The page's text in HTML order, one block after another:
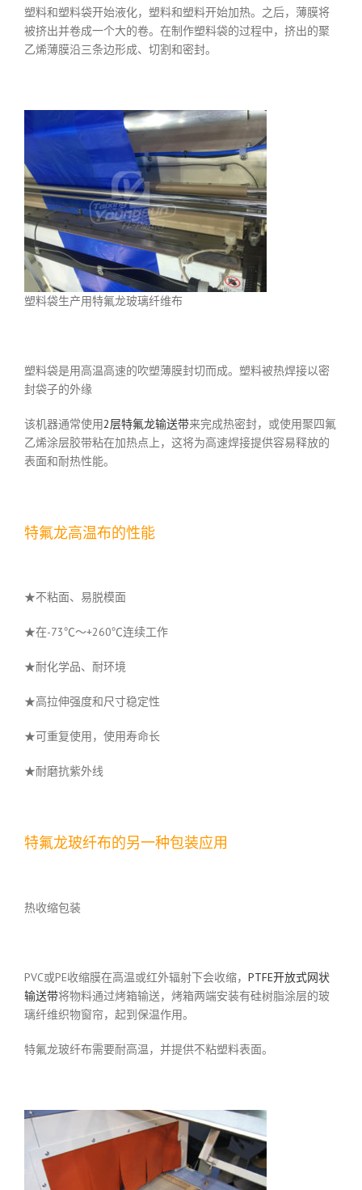
塑料和塑料袋开始液化，塑料和塑料开始加热。之后，薄膜将
被挤出并卷成一个大的卷。在制作塑料袋的过程中，挤出的聚
乙烯薄膜沿三条边形成、切割和密封。
塑料袋生产用特氟龙玻璃纤维布
塑料袋是用高温高速的吹塑薄膜封切而成。塑料被热焊接以密
封袋子的外缘
该机器通常使用2层特氟龙输送带来完成热密封，或使用聚四氟
乙烯涂层胶带粘在加热点上，这将为高速焊接提供容易释放的
表面和耐热性能。
特氟龙高温布的性能
★不粘面、易脱模面
★在-73℃～+260℃连续工作
★耐化学品、耐环境
★高拉伸强度和尺寸稳定性
★可重复使用，使用寿命长
★耐磨抗紫外线
特氟龙玻纤布的另一种包装应用
热收缩包装
PVC或PE收缩膜在高温或红外辐射下会收缩， PTFE开放式网状
输送带将物料通过烤箱输送，烤箱两端安装有硅树脂涂层的玻
璃纤维织物窗帘，起到保温作用。
特氟龙玻纤布需要耐高温，并提供不粘塑料表面。